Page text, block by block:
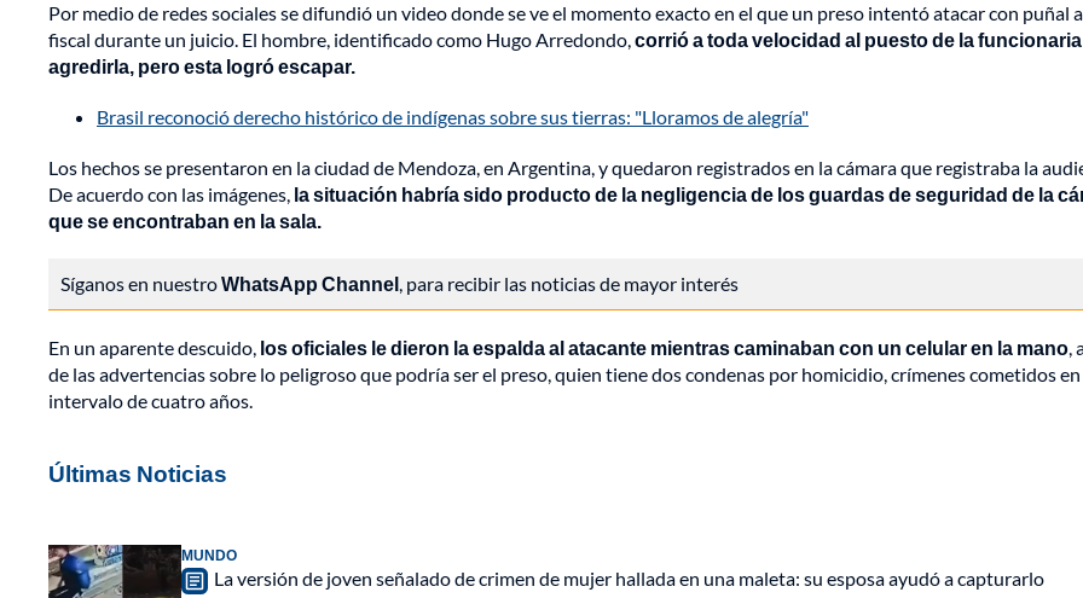
Por medio de redes sociales se difundió un video donde se ve el momento exacto en el que un preso intentó atacar con puñal
fiscal durante un juicio. El hombre, identificado como Hugo Arredondo,corrió a toda velocidad al puesto de la
agredirla, pero esta logró escapar.
Brasil reconoció derecho histórico de indígenas sobre sus tierras: "Lloramos de alegría"
Los hechos se presentaron en la ciudad de Mendoza, en Argentina, y quedaron registrados en la cámara que registraba la
De acuerdo con las imágenes, la situación habría sido producto de la negligencia de los guardas de seguridad de la
que se encontraban en la sala.
Síganos en nuestroWhatsApp Channel, para recibir las noticias de mayor interés
En un aparente descuido, los oficiales le dieron la espalda al atacante mientras caminaban con un celular en la mano,
de las advertencias sobre lo peligroso que podría ser el preso, quien tiene dos condenas por homicidio, crímenes cometidos
intervalo de cuatro años.
Últimas Noticias
MUNDO
La versión de joven señalado de crimen de mujer hallada en una maleta: su esposa ayudó a capturarlo